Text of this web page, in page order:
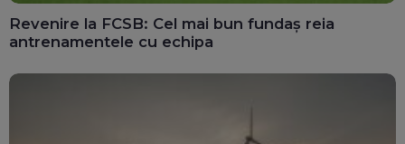
Revenire la FCSB: Cel mai bun fundaș reia
antrenamentele cu echipa